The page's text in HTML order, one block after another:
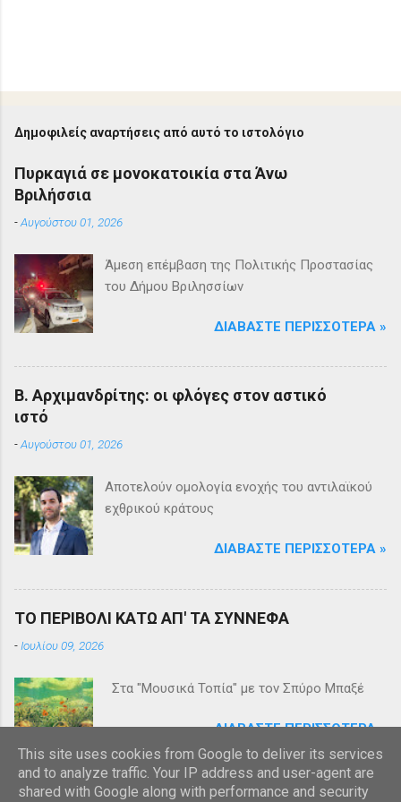
Δημοφιλείς αναρτήσεις από αυτό το ιστολόγιο
Πυρκαγιά σε μονοκατοικία στα Άνω
Βριλήσσια
-Αυγούστου 01, 2026
Άμεση επέμβαση της Πολιτικής Προστασίας
του Δήμου Βριλησσίων
ΔΙΑΒΆΣΤΕ ΠΕΡΙΣΣΌΤΕΡΑ »
Β. Αρχιμανδρίτης: οι φλόγες στον αστικό
ιστό
-Αυγούστου 01, 2026
Αποτελούν ομολογία ενοχής του αντιλαϊκού
εχθρικού κράτους
ΔΙΑΒΆΣΤΕ ΠΕΡΙΣΣΌΤΕΡΑ »
ΤΟ ΠΕΡΙΒΟΛΙ ΚΑΤΩ ΑΠ' ΤΑ ΣΥΝΝΕΦΑ
- Ιουλίου 09, 2026
Στα "Μουσικά Τοπία" με τον Σπύρο Μπαξέ
ΔΙΑΒΆΣΤΕ ΠΕΡΙΣΣΌΤΕΡΑ »
This site uses cookies from Google to deliver its services
and to analyze traffic. Your IP address and user-agent are
shared with Google along with performance and security